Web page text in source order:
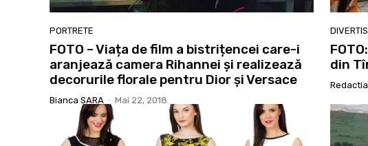
PORTRETE
FOTO – Viața de film a bistrițencei care-i
aranjează camera Rihannei și realizează
decorurile florale pentru Dior și Versace
Bianca SARA - Mai 22, 2018
din
Redactia